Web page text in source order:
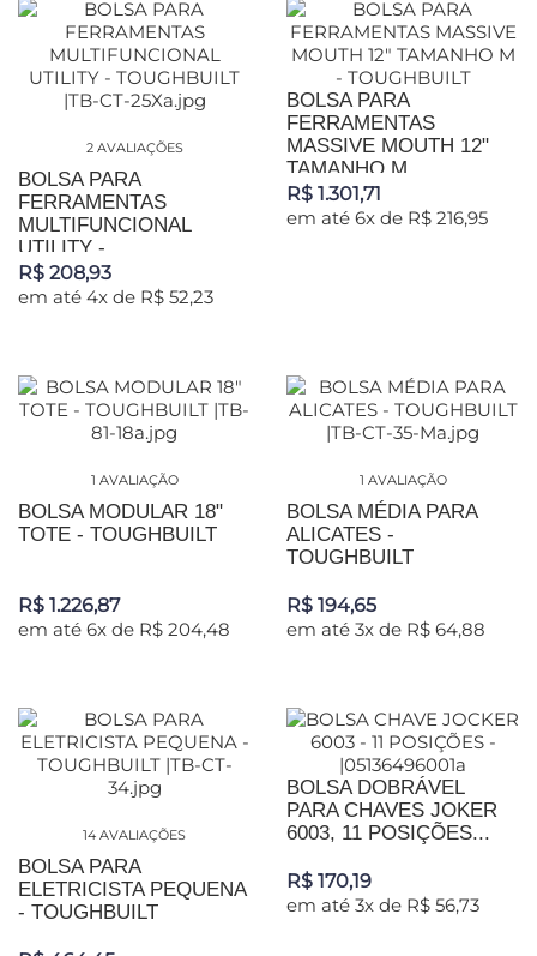
2 AVALIAÇÕES
BOLSA PARA
FERRAMENTAS
MULTIFUNCIONAL
UTILITY -...
R$ 208,93
em até 4x de R$ 52,23
BOLSA PARA
FERRAMENTAS
MASSIVE MOUTH 12"
TAMANHO M...
R$ 1.301,71
em até 6x de R$ 216,95
1 AVALIAÇÃO
BOLSA MODULAR 18"
TOTE - TOUGHBUILT
R$ 1.226,87
em até 6x de R$ 204,48
1 AVALIAÇÃO
BOLSA MÉDIA PARA
ALICATES -
TOUGHBUILT
R$ 194,65
em até 3x de R$ 64,88
14 AVALIAÇÕES
BOLSA PARA
ELETRICISTA PEQUENA
- TOUGHBUILT
BOLSA DOBRÁVEL
PARA CHAVES JOKER
6003, 11 POSIÇÕES...
R$ 170,19
em até 3x de R$ 56,73